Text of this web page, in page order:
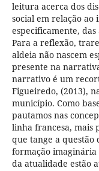
leitura acerca dos
social em relação ao
especificamente,
Para a reflexão,
aldeia não nascem
presente na
narrativo é um
Figueiredo, (2013),
município. Como
pautamos nas
linha francesa, mais
que tange a questão
formação
da atualidade estão